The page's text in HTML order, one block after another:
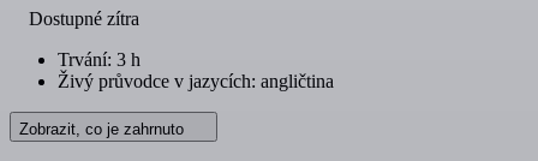
Dostupné zítra
Trvání: 3 h
Živý průvodce v jazycích: angličtina
Zobrazit, co je zahrnuto